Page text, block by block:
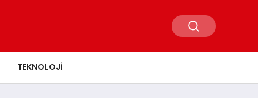
TEKNOLOJI